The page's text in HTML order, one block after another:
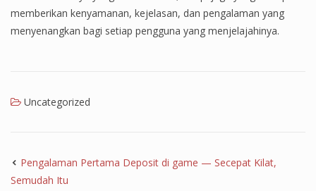
memberikan kenyamanan, kejelasan, dan pengalaman yang
menyenangkan bagi setiap pengguna yang menjelajahinya.
Uncategorized
Pengalaman Pertama Deposit di game — Secepat Kilat,
Semudah Itu